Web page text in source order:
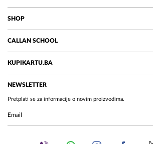
SHOP
CALLAN SCHOOL
KUPIKARTU.BA
NEWSLETTER
Pretplati se za informacije o novim proizvodima.